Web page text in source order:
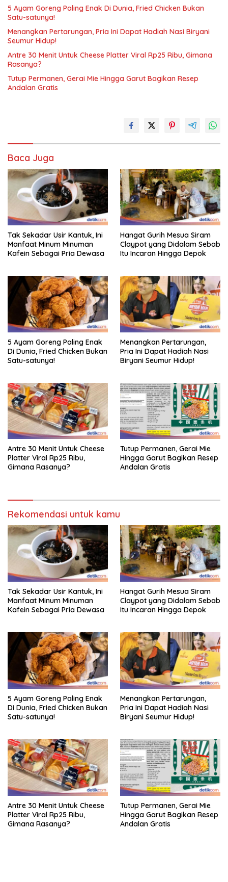
5 Ayam Goreng Paling Enak Di Dunia, Fried Chicken Bukan
Satu-satunya!
Menangkan Pertarungan, Pria Ini Dapat Hadiah Nasi Biryani
Seumur Hidup!
Antre 30 Menit Untuk Cheese Platter Viral Rp25 Ribu, Gimana
Rasanya?
Tutup Permanen, Gerai Mie Hingga Garut Bagikan Resep
Andalan Gratis
Baca Juga
Tak Sekadar Usir Kantuk, Ini
Manfaat Minum Minuman
Kafein Sebagai Pria Dewasa
Hangat Gurih Mesua Siram
Claypot yang Didalam Sebab
Itu Incaran Hingga Depok
5 Ayam Goreng Paling Enak
Di Dunia, Fried Chicken Bukan
Satu-satunya!
Menangkan Pertarungan,
Pria Ini Dapat Hadiah Nasi
Biryani Seumur Hidup!
Antre 30 Menit Untuk Cheese
Platter Viral Rp25 Ribu,
Gimana Rasanya?
Tutup Permanen, Gerai Mie
Hingga Garut Bagikan Resep
Andalan Gratis
Rekomendasi untuk kamu
Tak Sekadar Usir Kantuk, Ini
Manfaat Minum Minuman
Kafein Sebagai Pria Dewasa
Hangat Gurih Mesua Siram
Claypot yang Didalam Sebab
Itu Incaran Hingga Depok
5 Ayam Goreng Paling Enak
Di Dunia, Fried Chicken Bukan
Satu-satunya!
Menangkan Pertarungan,
Pria Ini Dapat Hadiah Nasi
Biryani Seumur Hidup!
Antre 30 Menit Untuk Cheese
Platter Viral Rp25 Ribu,
Gimana Rasanya?
Tutup Permanen, Gerai Mie
Hingga Garut Bagikan Resep
Andalan Gratis